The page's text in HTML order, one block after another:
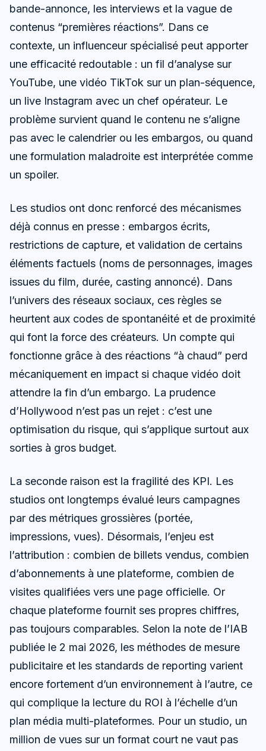
bande-annonce, les interviews et la vague de
contenus “premières réactions”. Dans ce
contexte, un influenceur spécialisé peut apporter
une efficacité redoutable : un fil d’analyse sur
YouTube, une vidéo TikTok sur un plan-séquence,
un live Instagram avec un chef opérateur. Le
problème survient quand le contenu ne s’aligne
pas avec le calendrier ou les embargos, ou quand
une formulation maladroite est interprétée comme
un spoiler.
Les studios ont donc renforcé des mécanismes
déjà connus en presse : embargos écrits,
restrictions de capture, et validation de certains
éléments factuels (noms de personnages, images
issues du film, durée, casting annoncé). Dans
l’univers des réseaux sociaux, ces règles se
heurtent aux codes de spontanéité et de proximité
qui font la force des créateurs. Un compte qui
fonctionne grâce à des réactions “à chaud” perd
mécaniquement en impact si chaque vidéo doit
attendre la fin d’un embargo. La prudence
d’Hollywood n’est pas un rejet : c’est une
optimisation du risque, qui s’applique surtout aux
sorties à gros budget.
La seconde raison est la fragilité des KPI. Les
studios ont longtemps évalué leurs campagnes
par des métriques grossières (portée,
impressions, vues). Désormais, l’enjeu est
l’attribution : combien de billets vendus, combien
d’abonnements à une plateforme, combien de
visites qualifiées vers une page officielle. Or
chaque plateforme fournit ses propres chiffres,
pas toujours comparables. Selon la note de l’IAB
publiée le 2 mai 2026, les méthodes de mesure
publicitaire et les standards de reporting varient
encore fortement d’un environnement à l’autre, ce
qui complique la lecture du ROI à l’échelle d’un
plan média multi-plateformes. Pour un studio, un
million de vues sur un format court ne vaut pas